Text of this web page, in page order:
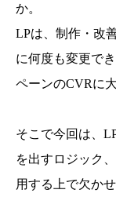
か。
LPは、制作・改
に何度も変更で
ペーンのCVRに
そこで今回は、
を出すロジック
用する上で欠か